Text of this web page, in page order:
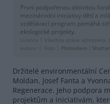
První podpořenou aktivitou
mezinárodní iniciativy dětí a
vzdělávací program pomáhá
ekologické projekty.
Licence |
Všechna práva
autora
Foto | Photodiem
Držitelé environmentální
Moldan, Josef Fanta a
Regenerace. Jeho podpora
projektům a iniciativám,